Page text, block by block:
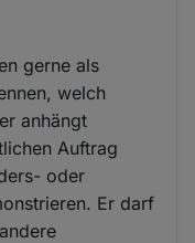
gerne als
welch
anhängt
Auftrag
oder
Er darf